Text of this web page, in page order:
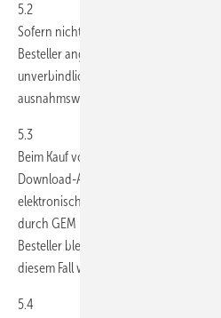
5.2
Sofern nicht anders vereinbart, erfolgt
Besteller angegebene Lieferadresse.
unverbindlich, es sei denn, der
ausnahmsweise verbindlich zugesagt.
5.3
Beim Kauf von Fachliteratur über das
Download-Artikels erfolgt die Lieferung
elektronischem Wege. Die Lieferung
durch GEM nachweisbar an den
Besteller bleibt es unbenommen, den
diesem Fall wiederholt GEM den
5.4